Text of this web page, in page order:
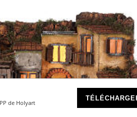
de Holyart